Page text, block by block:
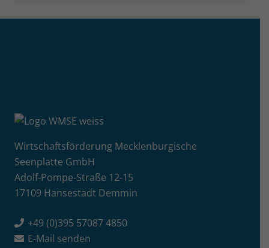
Wirtschaftsförderung Mecklenburgische
Seenplatte GmbH
Adolf-Pompe-Straße 12-15
17109 Hansestadt Demmin
+49 (0)395 57087 4850
E-Mail senden